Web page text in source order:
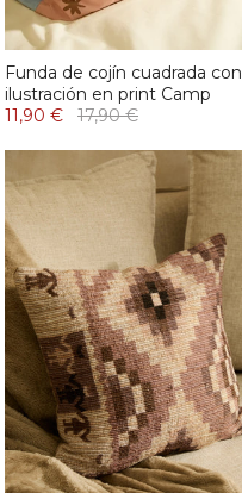
Funda de cojín cuadrada con
ilustración en print Camp
11,90 €
17,90 €